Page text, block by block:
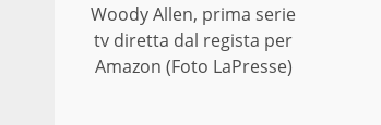
Woody Allen, prima serie
tv diretta dal regista per
Amazon (Foto LaPresse)